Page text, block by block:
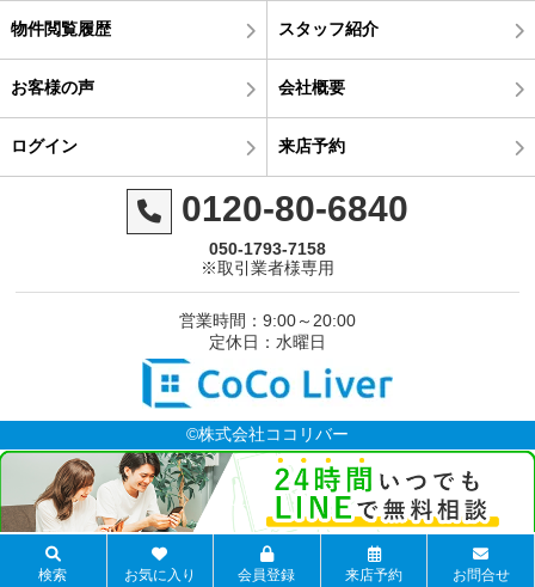
物件閲覧履歴 スタッフ紹介
お客様の声 会社概要
ログイン 来店予約
0120-80-6840
050-1793-7158
※取引業者様専用
営業時間：9:00～20:00
定休日：水曜日
©株式会社ココリバー
検索 お気に入り 会員登録 来店予約 お問合せ